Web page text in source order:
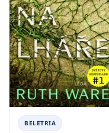
BELETRIA